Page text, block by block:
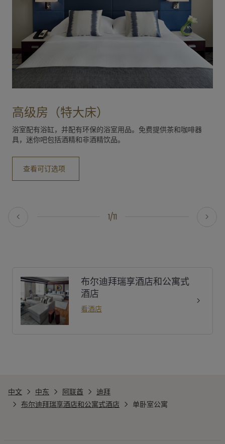
1/11
高级房（特大床）
浴室配有浴缸，并配有环保的浴室用品。免费提供茶和咖啡器
具，迷你吧包括酒精和非酒精饮品。
查看可订选项
布尔迪拜瑞享酒店和公寓式
酒店
看酒店
中文 中东 阿联酋
迪拜
布尔迪拜瑞享酒店和公寓式酒店
单卧室公寓